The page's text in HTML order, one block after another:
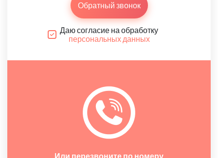
Обратный звонок
Даю согласие на обработку
персональных данных
Или перезвоните по номеру